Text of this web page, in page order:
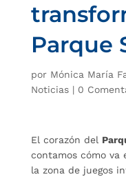
Parque
por Mónica María
Noticias| 0
El corazón del
contamos cómo va
la zona de juegos